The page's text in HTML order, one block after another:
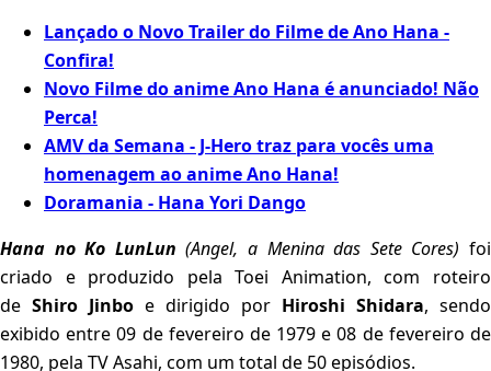
Lançado o Novo Trailer do Filme de Ano Hana -
Confira!
Novo Filme do anime Ano Hana é anunciado! Não
Perca!
AMV da Semana - J-Hero traz para vocês uma
homenagem ao anime Ano Hana!
Doramania - Hana Yori Dango
Hana no Ko LunLun(Angel, a Menina das Sete Cores) foi
criado e produzido pela Toei Animation, com roteiro
de Shiro Jinbo e dirigido por Hiroshi Shidara, sendo
exibido entre 09 de fevereiro de 1979 e 08 de fevereiro de
1980, pela TV Asahi, com um total de 50 episódios.